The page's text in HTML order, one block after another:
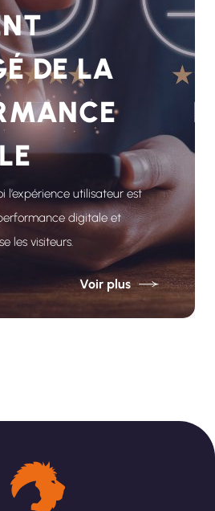
DE LA
l’expérience utilisateur est
digitale et
les visiteurs.
Voir plus